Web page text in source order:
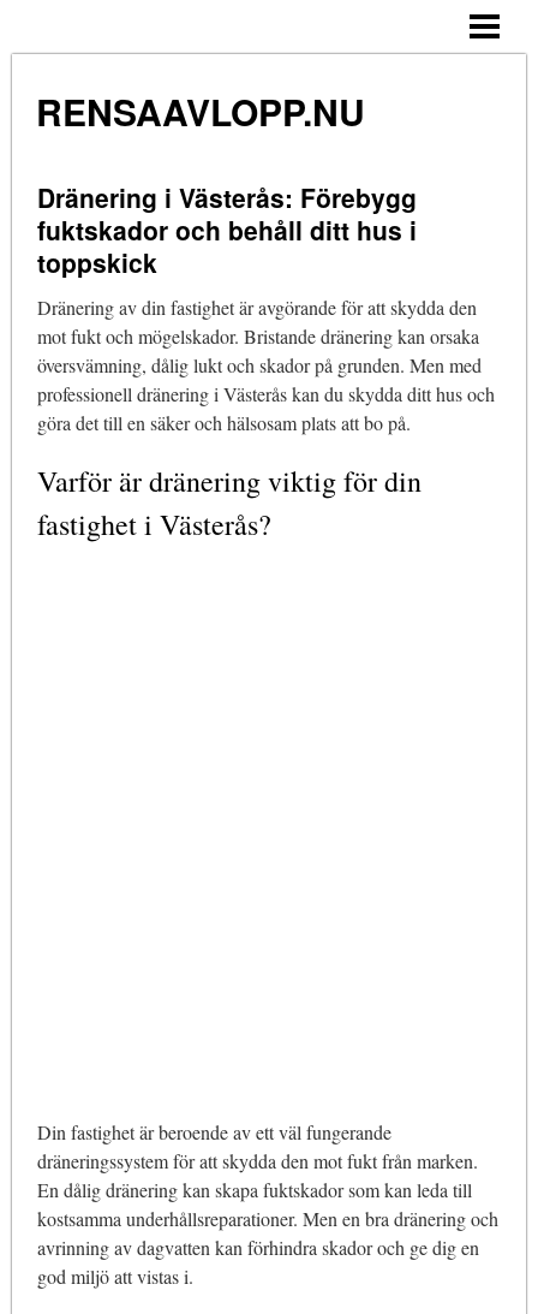
STOPP I BADKARET
RENSA AVLOPP DUSCH
BLOGG
RENSAAVLOPP.NU
Dränering i Västerås: Förebygg
fuktskador och behåll ditt hus i
toppskick
Dränering av din fastighet är avgörande för att skydda den
mot fukt och mögelskador. Bristande dränering kan orsaka
översvämning, dålig lukt och skador på grunden. Men med
professionell dränering i Västerås kan du skydda ditt hus och
göra det till en säker och hälsosam plats att bo på.
Varför är dränering viktig för din
fastighet i Västerås?
Din fastighet är beroende av ett väl fungerande
dräneringssystem för att skydda den mot fukt från marken.
En dålig dränering kan skapa fuktskador som kan leda till
kostsamma underhållsreparationer. Men en bra dränering och
avrinning av dagvatten kan förhindra skador och ge dig en
god miljö att vistas i.